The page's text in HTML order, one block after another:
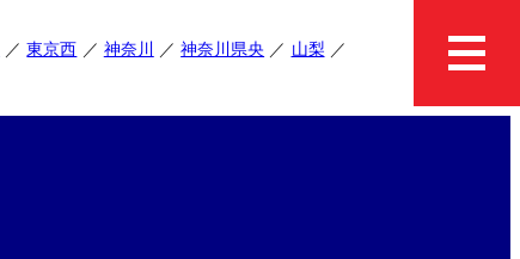
東京西 神奈川 神奈川県央
山梨